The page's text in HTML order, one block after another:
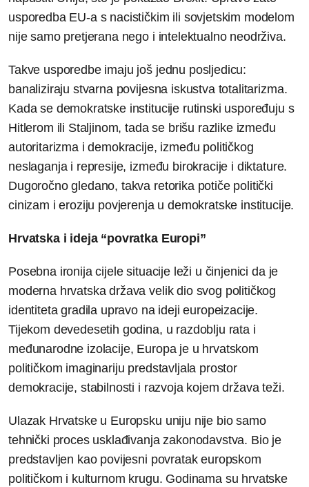
usporedba EU-a s nacističkim ili sovjetskim modelom
nije samo pretjerana nego i intelektualno neodrživa.
Takve usporedbe imaju još jednu posljedicu:
banaliziraju stvarna povijesna iskustva totalitarizma.
Kada se demokratske institucije rutinski uspoređuju s
Hitlerom ili Staljinom, tada se brišu razlike između
autoritarizma i demokracije, između političkog
neslaganja i represije, između birokracije i diktature.
Dugoročno gledano, takva retorika potiče politički
cinizam i eroziju povjerenja u demokratske institucije.
Hrvatska i ideja “povratka Europi”
Posebna ironija cijele situacije leži u činjenici da je
moderna hrvatska država velik dio svog političkog
identiteta gradila upravo na ideji europeizacije.
Tijekom devedesetih godina, u razdoblju rata i
međunarodne izolacije, Europa je u hrvatskom
političkom imaginariju predstavljala prostor
demokracije, stabilnosti i razvoja kojem država teži.
Ulazak Hrvatske u Europsku uniju nije bio samo
tehnički proces usklađivanja zakonodavstva. Bio je
predstavljen kao povijesni povratak europskom
političkom i kulturnom krugu. Godinama su hrvatske